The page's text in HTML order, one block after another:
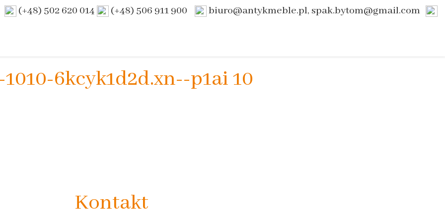
(+48) 502 620 014 (+48) 506 911 900 biuro@antykmeble.pl, spak.bytom@gmail.com
6kcyk1d2d.xn--p1ai 10
Kontakt